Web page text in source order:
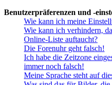
Benutzerpräferenzen und -
Wie kann ich meine
Wie kann ich verhindern,
Online-Liste auftaucht?
Die Forenuhr geht falsch!
Ich habe die Zeitzone
immer noch falsch!
Meine Sprache steht auf